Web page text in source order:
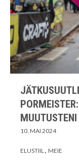
10. MAI 2024
ELUSTIIL MEIE